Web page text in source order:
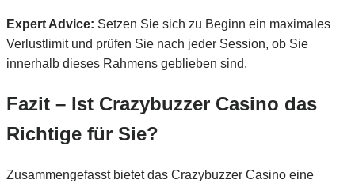
Expert Advice: Setzen Sie sich zu Beginn ein maximales
Verlustlimit und prüfen Sie nach jeder Session, ob Sie
innerhalb dieses Rahmens geblieben sind.
Fazit – Ist Crazybuzzer Casino das
Richtige für Sie?
Zusammengefasst bietet das Crazybuzzer Casino eine